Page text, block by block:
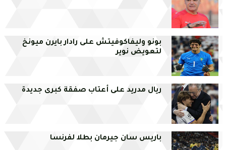
بونو وليفاكوفيتش على رادار بايرن ميونخ
لتعويض نوير
ريال مدريد على أعتاب صفقة كبرى جديدة
باريس سان جيرمان بطلا لفرنسا